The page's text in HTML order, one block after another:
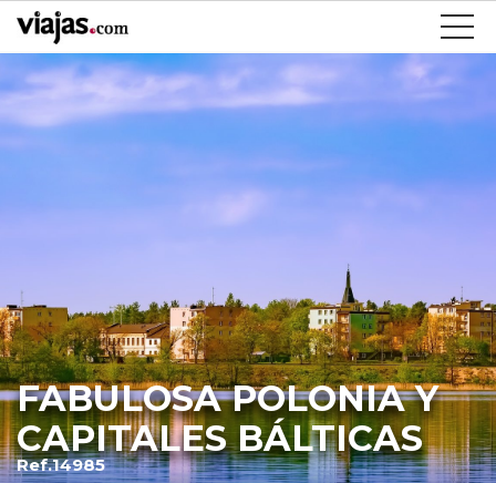
FABULOSA POLONIA Y
CAPITALES BÁLTICAS
Ref.14985